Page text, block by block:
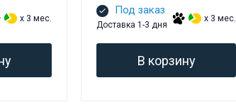
x 3 мес.
Под заказ
Доставка 1-3 дня
x 3 мес.
В корзину